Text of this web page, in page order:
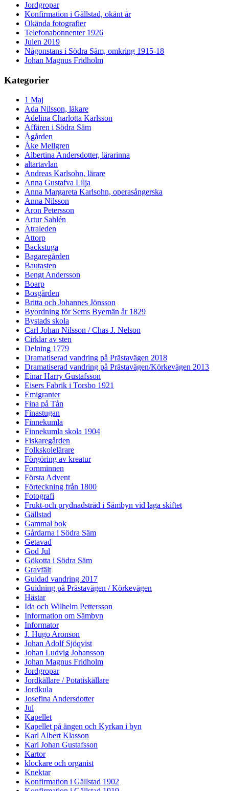
Jordgropar
Konfirmation i Gällstad, okänt år
Okända fotografier
Telefonabonnenter 1926
Julen 2019
Någonstans i Södra Säm, omkring 1915-18
Johan Magnus Fridholm
Kategorier
1 Maj
Ada Nilsson, läkare
Adelina Charlotta Karlsson
Affären i Södra Säm
Ågården
Åke Mellgren
Albertina Andersdotter, lärarinna
altartavlan
Andreas Karlsohn, lärare
Anna Gustafva Lilja
Anna Margareta Karlsohn, operasångerska
Anna Nilsson
Aron Petersson
Artur Sahlén
Ätraleden
Attorp
Backstuga
Bagaregården
Bautasten
Bengt Andersson
Boarp
Bosgården
Britta och Johannes Jönsson
Byordning för Sems Byemän år 1829
Bystads skola
Carl Johan Nilsson / Chas J. Nelson
Cirklar av sten
Delning 1779
Dramatiserad vandring på Prästavägen 2018
Dramatiserad vandring på Prästavägen/Körkevägen 2013
Einar Harry Gustafsson
Eisers Fabrik i Torsbo 1921
Emigranter
Fina på Tån
Finastugan
Finnekumla
Finnekumla skola 1904
Fiskaregården
Folkskolelärare
Förgöring av kreatur
Fornminnen
Första Advent
Förteckning från 1800
Fotografi
Frukt-och prydnadsträd i Sämbyn vid laga skiftet
Gällstad
Gammal bok
Gårdarna i Södra Säm
Getavad
God Jul
Gökotta i Södra Säm
Gravfält
Guidad vandring 2017
Guidning på Prästavägen / Körkevägen
Hästar
Ida och Wilhelm Pettersson
Information om Sämbyn
Informator
J. Hugo Aronson
Johan Adolf Sjöqvist
Johan Ludvig Johansson
Johan Magnus Fridholm
Jordgropar
Jordkällare / Potatiskällare
Jordkula
Josefina Andersdotter
Jul
Kapellet
Kapellet på ängen och Kyrkan i byn
Karl Albert Klasson
Karl Johan Gustafsson
Kartor
klockare och organist
Knektar
Konfirmation i Gällstad 1902